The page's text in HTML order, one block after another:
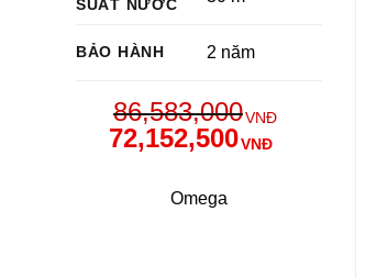
SUẤT NƯỚC
BẢO HÀNH 2 năm
86,583,000VNĐ
72,152,500VNĐ
Omega